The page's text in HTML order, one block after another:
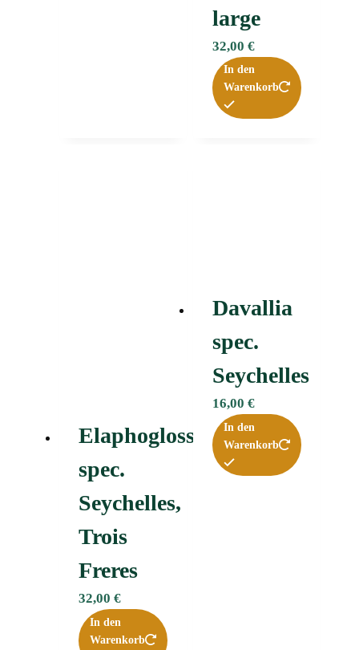
large
32,00 €
In den
Warenkorb
Elaphoglossum
spec.
Seychelles,
Trois
Freres
32,00 €
In den
Warenkorb
Davallia
spec.
Seychelles
16,00 €
In den
Warenkorb